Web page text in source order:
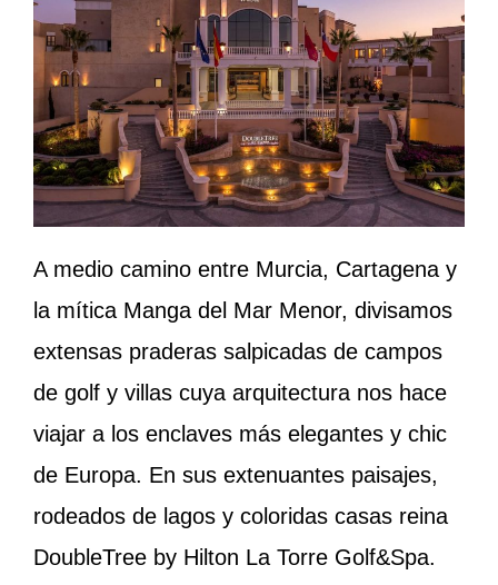
A medio camino entre Murcia, Cartagena y
la mítica Manga del Mar Menor, divisamos
extensas praderas salpicadas de campos
de golf y villas cuya arquitectura nos hace
viajar a los enclaves más elegantes y chic
de Europa. En sus extenuantes paisajes,
rodeados de lagos y coloridas casas reina
DoubleTree by Hilton La Torre Golf&Spa.